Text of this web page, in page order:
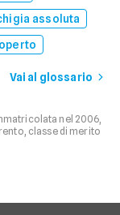
assoluta
Vai al glossario
nel 2006,
classe di merito